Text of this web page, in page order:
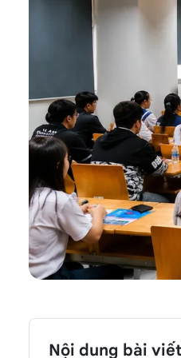
Nội dung bài viết